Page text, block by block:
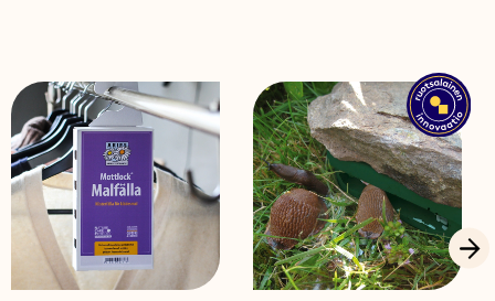
ja jatka ylijääneiden ruokien hävittämistä samalla
kompostiämpärin sisältö voidaan sekoittaa
biojätteet ovat muuttuneet ravinnerikkaaksi mullaksi.